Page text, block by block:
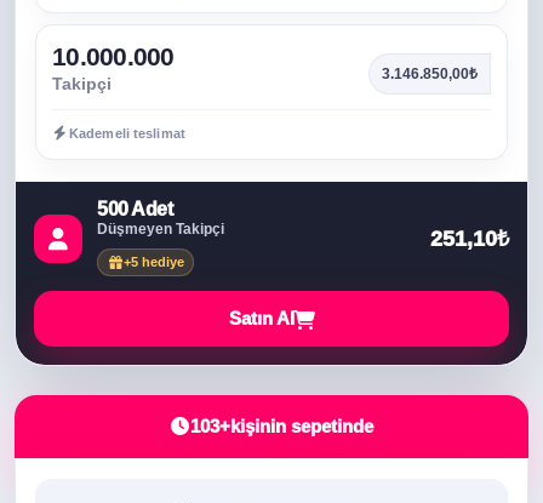
10.000.000
Takipçi 3.146.850,00₺
Kademeli teslimat
500 Adet
Düşmeyen Takipçi
+5 hediye
251,10₺
Satın Al
103+kişinin sepetinde